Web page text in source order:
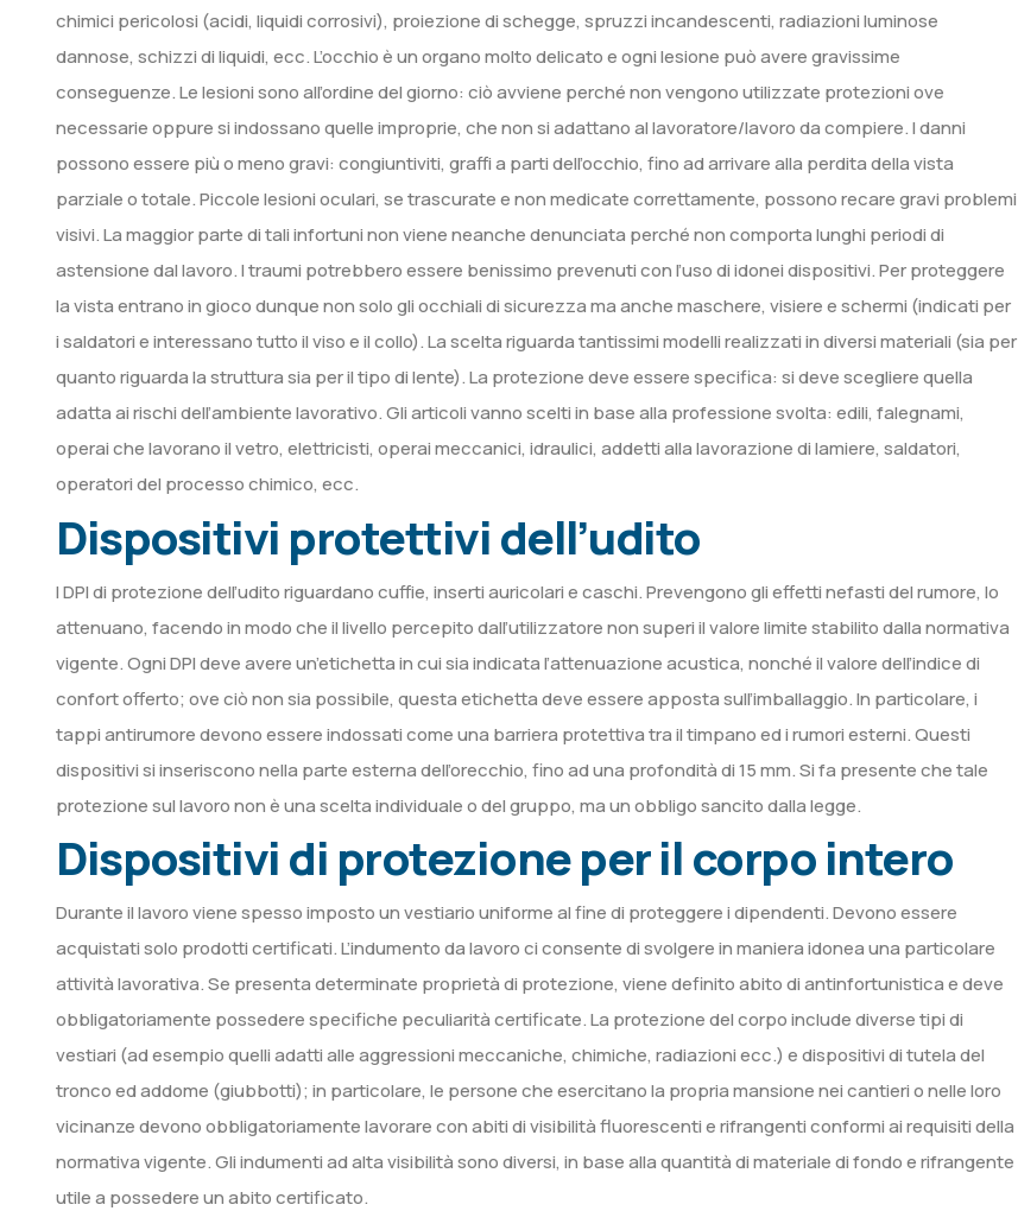
chimici pericolosi (acidi, liquidi corrosivi), proiezione di schegge, spruzzi incandescenti, radiazioni luminose
dannose, schizzi di liquidi, ecc. L’occhio è un organo molto delicato e ogni lesione può avere gravissime
conseguenze. Le lesioni sono all’ordine del giorno: ciò avviene perché non vengono utilizzate protezioni ove
necessarie oppure si indossano quelle improprie, che non si adattano al lavoratore/lavoro da compiere. I danni
possono essere più o meno gravi: congiuntiviti, graffi a parti dell’occhio, fino ad arrivare alla perdita della vista
parziale o totale. Piccole lesioni oculari, se trascurate e non medicate correttamente, possono recare gravi problemi
visivi. La maggior parte di tali infortuni non viene neanche denunciata perché non comporta lunghi periodi di
astensione dal lavoro. I traumi potrebbero essere benissimo prevenuti con l’uso di idonei dispositivi. Per proteggere
la vista entrano in gioco dunque non solo gli occhiali di sicurezza ma anche maschere, visiere e schermi (indicati per
i saldatori e interessano tutto il viso e il collo). La scelta riguarda tantissimi modelli realizzati in diversi materiali (sia per
quanto riguarda la struttura sia per il tipo di lente). La protezione deve essere specifica: si deve scegliere quella
adatta ai rischi dell’ambiente lavorativo. Gli articoli vanno scelti in base alla professione svolta: edili, falegnami,
operai che lavorano il vetro, elettricisti, operai meccanici, idraulici, addetti alla lavorazione di lamiere, saldatori,
operatori del processo chimico, ecc.
Dispositivi protettivi dell’udito
I DPI di protezione dell’udito riguardano cuffie, inserti auricolari e caschi. Prevengono gli effetti nefasti del rumore, lo
attenuano, facendo in modo che il livello percepito dall’utilizzatore non superi il valore limite stabilito dalla normativa
vigente. Ogni DPI deve avere un’etichetta in cui sia indicata l’attenuazione acustica, nonché il valore dell’indice di
confort offerto; ove ciò non sia possibile, questa etichetta deve essere apposta sull’imballaggio. In particolare, i
tappi antirumore devono essere indossati come una barriera protettiva tra il timpano ed i rumori esterni. Questi
dispositivi si inseriscono nella parte esterna dell’orecchio, fino ad una profondità di 15 mm. Si fa presente che tale
protezione sul lavoro non è una scelta individuale o del gruppo, ma un obbligo sancito dalla legge.
Dispositivi di protezione per il corpo intero
Durante il lavoro viene spesso imposto un vestiario uniforme al fine di proteggere i dipendenti. Devono essere
acquistati solo prodotti certificati. L’indumento da lavoro ci consente di svolgere in maniera idonea una particolare
attività lavorativa. Se presenta determinate proprietà di protezione, viene definito abito di antinfortunistica e deve
obbligatoriamente possedere specifiche peculiarità certificate. La protezione del corpo include diverse tipi di
vestiari (ad esempio quelli adatti alle aggressioni meccaniche, chimiche, radiazioni ecc.) e dispositivi di tutela del
tronco ed addome (giubbotti); in particolare, le persone che esercitano la propria mansione nei cantieri o nelle loro
vicinanze devono obbligatoriamente lavorare con abiti di visibilità fluorescenti e rifrangenti conformi ai requisiti della
normativa vigente. Gli indumenti ad alta visibilità sono diversi, in base alla quantità di materiale di fondo e rifrangente
utile a possedere un abito certificato.